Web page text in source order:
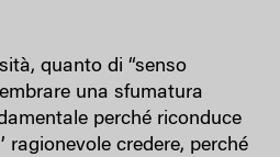
quanto di “senso
una sfumatura
perché riconduce
ragionevole credere, perché